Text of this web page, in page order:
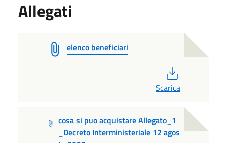
Allegati
elenco beneficiari
Scarica
cosa si puo acquistare Allegato_1
_Decreto Interministeriale 12 agos